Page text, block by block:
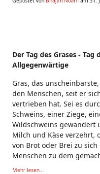
Der Tag des Grases -
Allgegenwärtige
Gras, das
den Menschen, seit er
vertrieben hat. Sei es
Schweins, einer Ziege,
Wildschweins gewandert
Milch und Käse verzehrt,
von Brot oder Brei zu
Menschen zu dem
Mehr lesen...